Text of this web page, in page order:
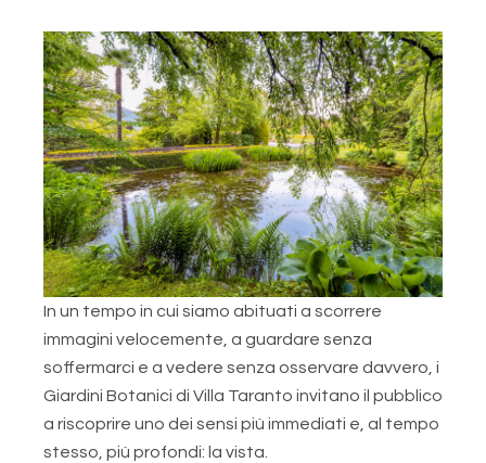
In un tempo in cui siamo abituati a scorrere
immagini velocemente, a guardare senza
soffermarci e a vedere senza osservare davvero, i
Giardini Botanici di Villa Taranto invitano il pubblico
a riscoprire uno dei sensi più immediati e, al tempo
stesso, più profondi: la vista.